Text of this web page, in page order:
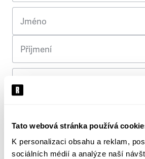
Tato webová stránka používá
K personalizaci obsahu a reklam,
sociálních médií a analýze naší
Jméno
Příjmení
Ulice
Město